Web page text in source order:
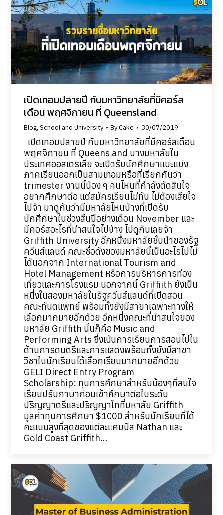
เปิดเทอมปลายปี กับมหาวิทยาลัยที่มีคอร์ส
เดือน พฤศจิกายน ที่ Queensland
Blog, School and University ByCake 30/07/2019
เปิดเทอมปลายปี กับมหาวิทยาลัยที่มีคอร์สเดือน
พฤศจิกายน ที่ Queensland บางมหาลัยใน
ประเทศออสเตรเลีย จะเปิดรับนักศึกษาแบะแบ่ง
ภาคเรียนออกเป็นสามเทอมหรือที่เรียกกันว่า
trimester งานนี้น้อง ๆ คนไหนที่กำลังตัดสินใจ
อยากศึกษาต่อ แต่สมัครเรียนไม่ทัน ไม่ต้องเสียใจ
ไปจ้า มาดูกันว่ามีมหาลัยไหนบ้างที่เปิดรับ
นักศึกษาในช่วงสิ้นปีอย่างเดือน November และ
มีคอร์สอะไรที่น่าสนใจไปบ้าง ไปดูกันเลยจ้า
Griffith University อีกหนึ่งมหาลัยชั้นนำของรัฐ
ควีนส์แลนด์ คณะชื่อดังของมหาลัยนี้เป็นอะไรไปไม่
ได้นอกจาก International Tourism and
Hotel Management หรือการบริหารการท่อง
เที่ยวและการโรงแรม นอกจากนี้ Griffiith ยังเป็น
หนึ่งในสองมหาลัยในรัฐควีนส์แลนด์ที่เปิดสอน
คณะทันตแพทย์ พร้อมทั้งยังมีสาขาเฉพาะทางให้
เลือกมากมายอีกด้วย อีกหนึ่งคณะที่น่าสนใจของ
มหาลัย Griffith นั่นก็คือ Music and
Performing Arts ซึ่งเน้นการเรียนการสอนไปใน
ด้านการดนตรีและการแสดงพร้อมทั้งยังมีสาขา
วิชาในนักเรียนได้เลือกเรียนมากมายอีกด้วย
GELI Direct Entry Program
Scholarship: ทุนการศึกษาสำหรับน้องๆที่สนใจ
เรียนปรับภาษาก่อนเข้าศึกษาต่อในระดับ
ปริญญาตรีและปริญญาโทที่มหาลัย Griffith
มูลค่าทุนการศึกษา $1000 สำหรับนักเรียนที่ได้
คะแนนสูงที่สุดของแต่ละแคมปัส Nathan และ
Gold Coast Griffith…